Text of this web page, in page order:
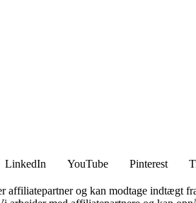
LinkedIn YouTube Pinterest
og kan modtage indtægt